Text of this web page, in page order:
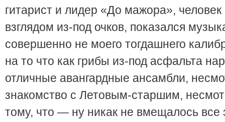
гитарист и лидер «До мажора»,
взглядом из-под очков, показался
совершенно не моего тогдашнего
на то что как грибы из-под асфальта
отличные авангардные ансамбли,
знакомство с Летовым-старшим,
тому, что — ну никак не вмещалось все